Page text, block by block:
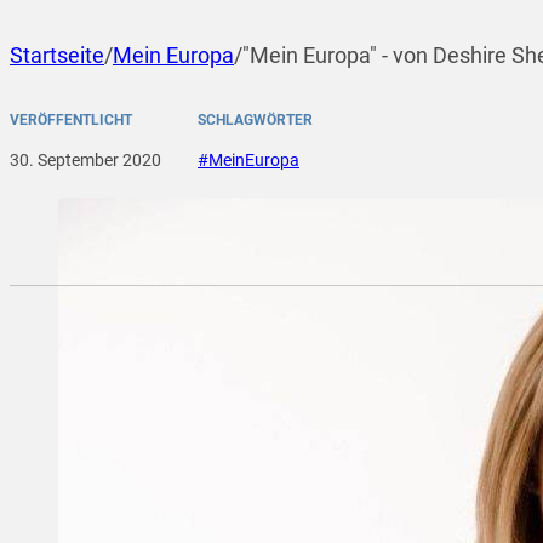
Startseite/Mein Europa/"Mein Europa" - von Deshire
VERÖFFENTLICHT
30. September 2020
SCHLAGWÖRTER
#MeinEuropa